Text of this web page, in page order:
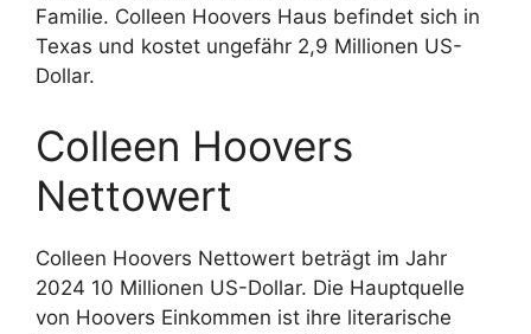
Familie. Colleen Hoovers Haus befindet sich in
Texas und kostet ungefähr 2,9 Millionen US-
Dollar.
Colleen Hoovers
Nettowert
Colleen Hoovers Nettowert beträgt im Jahr
2024 10 Millionen US-Dollar. Die Hauptquelle
von Hoovers Einkommen ist ihre literarische